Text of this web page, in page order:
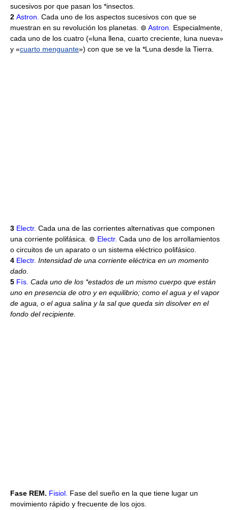
sucesivos por que pasan los *insectos.
2 Astron. Cada uno de los aspectos sucesivos con que se
muestran en su revolución los planetas. ⊚ Astron.
Especialmente,
cada uno de los cuatro («luna llena, cuarto creciente, luna nueva»
y «cuarto menguante») con que se ve la *Luna desde la Tierra.
3 Electr. Cada una de las corrientes alternativas que componen
una corriente polifásica. ⊚ Electr. Cada uno de los arrollamientos
o circuitos de un aparato o un sistema eléctrico polifásico.
4 Electr. Intensidad de una corriente eléctrica en un momento
dado.
5 Fís. Cada uno de los *estados de un mismo cuerpo que están
uno en presencia de otro y en equilibrio; como el agua y el vapor
de agua, o el agua salina y la sal que queda sin disolver en el
fondo del recipiente.
Fase REM. Fisiol. Fase del sueño en la que tiene lugar un
movimiento rápido y frecuente de los ojos.